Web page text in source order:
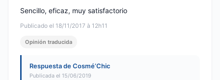
Publicado el 18/11/2017 à 12h11
Sencillo, eficaz, muy satisfactorio
Opinión traducida
Respuesta de Cosmé’Chic
Publicada el 15/06/2019